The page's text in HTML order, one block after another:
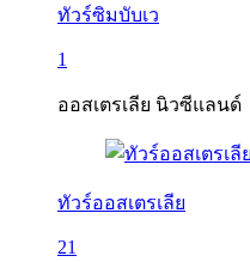
ทัวร์ซิมบับเว
1
ออสเตรเลีย นิวซีแลนด์
ทัวร์ออสเตรเลีย
21